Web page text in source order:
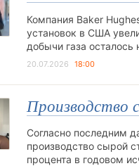
Компания Baker
установок в США
добычи газа
20.07.2026 18:00
Производство
Согласно последним
производство сырой
процента в годовом